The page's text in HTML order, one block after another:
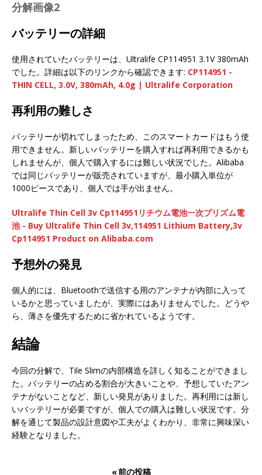
分解画像2
バッテリーの詳細
使用されていたバッテリーは、Ultralife CP114951 3.1V 380mAh
でした。詳細は以下のリンクから確認できます: CP114951 -
THIN CELL, 3.0V, 380mAh, 4.0g | Ultralife Corporation
再利用の難しさ
バッテリーが切れてしまったため、このスマートカードはもう使
用できません。新しいバッテリーを購入すれば再利用できるかも
しれませんが、個人で購入するには難しい状況でした。Alibaba
では同じバッテリーが販売されていますが、最小購入単位が
1000ピースであり、個人では手が出ません。
Ultralife Thin Cell 3v Cp114951リチウム電池一次プリズム電
池 - Buy Ultralife Thin Cell 3v,114951 Lithium Battery,3v
Cp114951 Product on Alibaba.com
予想外の発見
個人的には、Bluetoothで送信する用のアンテナが内部に入って
いるかと思っていましたが、実際にはありませんでした。どうや
ら、薄さを優先するために省かれているようです。
結論
今回の分解で、Tile Slimの内部構造を詳しく知ることができまし
た。バッテリーの占める割合が大きいことや、予想していたアン
テナがないことなど、新しい発見がありました。再利用には新し
いバッテリーが必要ですが、個人での購入は難しい状況です。分
解を通じて製品の設計意図や工夫がよくわかり、非常に興味深い
経験となりました。
« 前の投稿